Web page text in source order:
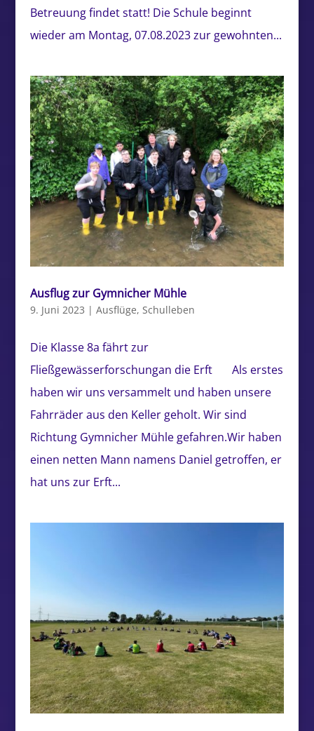
Betreuung findet statt! Die Schule beginnt
wieder am Montag, 07.08.2023 zur gewohnten...
Ausflug zur Gymnicher Mühle
9. Juni 2023 | Ausflüge, Schulleben
Die Klasse 8a fährt zur
Fließgewässerforschungan die Erft Als erstes
haben wir uns versammelt und haben unsere
Fahrräder aus den Keller geholt. Wir sind
Richtung Gymnicher Mühle gefahren.Wir haben
einen netten Mann namens Daniel getroffen, er
hat uns zur Erft...